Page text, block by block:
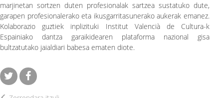
marjinetan sortzen duten profesionalak sartzea sustatuko dute,
garapen profesionalerako eta ikusgarritasunerako aukerak emanez.
Kolaborazio guztiek inplizituki Institut Valencià de Cultura-k
Espainiako dantza garaikidearen plataforma nazional gisa
bultzatutako jaialdiari babesa ematen diote.